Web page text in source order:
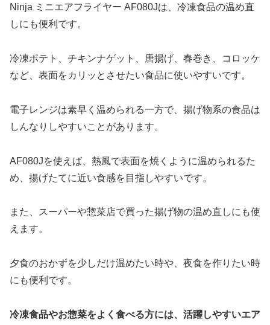
Ninja ミニエアフライヤー AF080Jは、冷凍食品の温め直
しにも便利です。
冷凍ポテト、チキンナゲット、唐揚げ、春巻き、コロッケ
など、表面をカリッとさせたい食品に使いやすいです。
電子レンジは素早く温められる一方で、揚げ物系の食品は
しんなりしやすいことがあります。
AF080Jを使えば、熱風で表面を焼くように温められるた
め、揚げたてに近い食感を目指しやすいです。
また、スーパーや惣菜店で買った揚げ物の温め直しにも使
えます。
夕食のおかずを少しだけ温めたい時や、夜食を作りたい時
にも便利です。
冷凍食品やお惣菜をよく食べる方には、活躍しやすいエア